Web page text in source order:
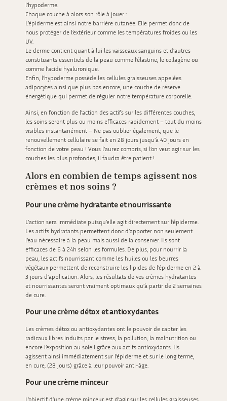
l’hypoderme.
Chaque couche à alors son rôle à jouer :
L’épiderme est ainsi notre barrière cutanée. Elle permet donc de
nous protéger de l’extérieur comme les températures froides ou les
UV.
Le derme contient quant à lui les vaisseaux sanguins et d’autres
constituants essentiels de la peau comme l’élastine, le collagène ou
comme l’acide hyaluronique.
Enfin, l’hypoderme possède les cellules graisseuses appelées
adipocytes ainsi que plus bas encore, une couche de réserve
énergétique qui permet de réguler notre température corporelle.
Ainsi, en fonction de l’action des actifs sur les différentes couches,
les soins seront plus ou moins efficaces rapidement – tout du moins
visibles instantanément – Ne pas oublier également, que le
renouvellement cellulaire se fait en 28 jours jusqu’à 40 jours en
fonction de votre peau ! Vous l’aurez compris, si l’on veut agir sur les
couches les plus profondes, il faudra être patient !
Alors en combien de temps agissent nos
crèmes et nos soins ?
Pour une crème hydratante et nourrissante
L’action sera immédiate puisqu’elle agit directement sur l’épiderme.
Les actifs hydratants permettent donc d’apporter non seulement
l’eau nécessaire à la peau mais aussi de la conserver. Ils sont
efficaces de 6 à 24h selon les formules. De plus, pour nourrir la
peau, les actifs nourrissant comme les huiles ou les beurres
végétaux permettent de reconstruire les lipides de l’épiderme en 2 à
3 jours d’application. Alors, les résultats de vos crèmes hydratantes
et nourrissantes seront vraiment optimaux qu’à partir de 2 semaines
de cure.
Pour une crème détox et antioxydantes
Les crèmes détox ou antioxydantes ont le pouvoir de capter les
radicaux libres induits par le stress, la pollution, la malnutrition ou
encore l’exposition au soleil grâce aux actifs antioxydants. Ils
agissent ainsi immédiatement sur l’épiderme et sur le long terme,
en cure, (28 jours) grâce à leur pouvoir anti-âge.
Pour une crème minceur
L’objectif d’une crème minceur est d’agir sur les cellules graisseuses